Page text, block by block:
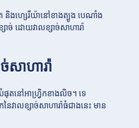
និងហ្សេរីយ៉ានៅខាងត្បូង បេណាំង
ច់ ដោយវាលខ្សាច់សាហារ៉ា
សាហារ៉ា
ផុតនៅអាហ្វ្រិកខាងលិច។ ទេ
ៃវាលខ្សាច់សាហារ៉ាធំជាងនេះ មាន